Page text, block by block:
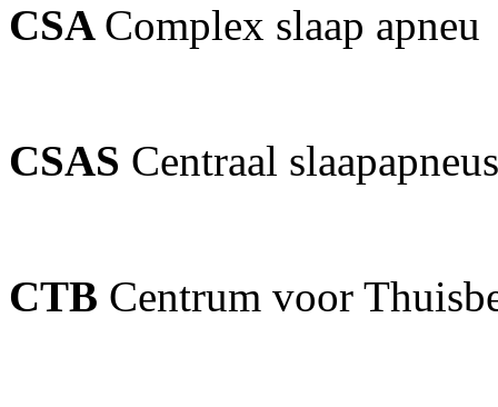
CSA Complex slaap apneu
CSAS Centraal
CTB Centrum voor